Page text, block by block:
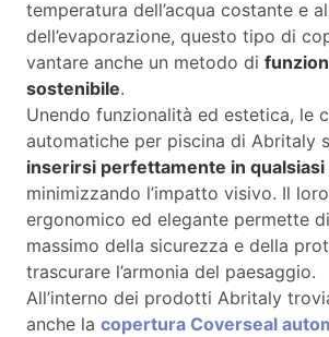
temperatura dell’acqua costante e
dell’evaporazione, questo tipo di
vantare anche un metodo di
sostenibile.
Unendo funzionalità ed estetica, le
automatiche per piscina di Abritaly
inserirsi perfettamente in qualsiasi
minimizzando l’impatto visivo. Il
ergonomico ed elegante permette
massimo della sicurezza e della
trascurare l’armonia del paesaggio.
All’interno dei prodotti Abritaly
anche la copertura Coverseal